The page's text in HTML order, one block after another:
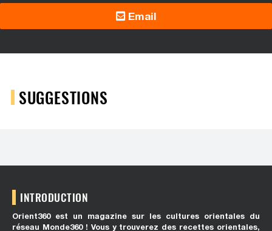
Email
SUGGESTIONS
INTRODUCTION
Orient360 est un magazine sur les cultures orientales du
réseau Monde360 ! Vous y trouverez des recettes orientales,